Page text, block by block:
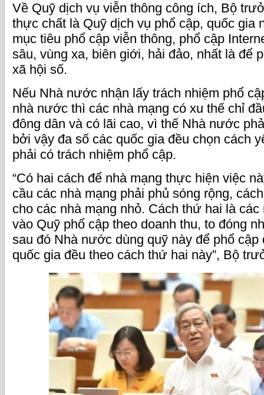
Về Quỹ dịch vụ viễn thông công ích, Bộ
thực chất là Quỹ dịch vụ phổ cập, quốc gia
mục tiêu phổ cập viễn thông, phổ cập
sâu, vùng xa, biên giới, hải đảo, nhất là để
xã hội số.
Nếu Nhà nước nhận lấy trách nhiệm phổ
nhà nước thì các nhà mạng có xu thế chỉ
đông dân và có lãi cao, vì thế Nhà nước
bởi vậy đa số các quốc gia đều chọn cách
phải có trách nhiệm phổ cập.
“Có hai cách để nhà mạng thực hiện việc
cầu các nhà mạng phải phủ sóng rộng,
cho các nhà mạng nhỏ. Cách thứ hai là các
vào Quỹ phổ cập theo doanh thu, to đóng
sau đó Nhà nước dùng quỹ này để phổ cập
quốc gia đều theo cách thứ hai này”, Bộ